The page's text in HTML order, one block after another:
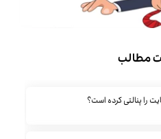
مطالب
را پنالتی کرده است؟